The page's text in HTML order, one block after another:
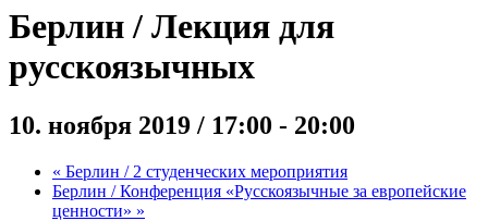
Берлин / Лекция для
русскоязычных
10. ноября 2019 / 17:00 - 20:00
« Берлин / 2 студенческих мероприятия
Берлин / Конференция «Русскоязычные за европейские
ценности» »